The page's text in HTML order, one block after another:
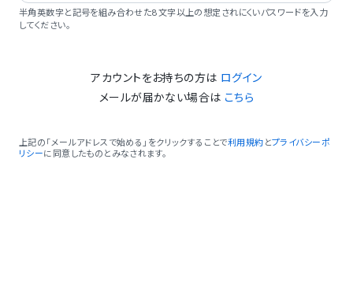
半角英数字と記号を組み合わせた8文字以上の想定されにくいパスワードを入力
してください。
アカウントをお持ちの方は ログイン
メールが届かない場合は こちら
上記の「メールアドレスで始める」をクリックすることで利用規約 とプライバシーポ
リシーに同意したものとみなされます。